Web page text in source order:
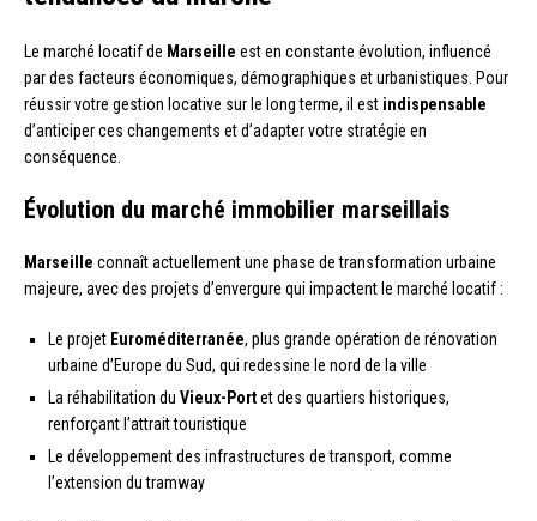
Le marché locatif de Marseille est en constante évolution, influencé
par des facteurs économiques, démographiques et urbanistiques. Pour
réussir votre gestion locative sur le long terme, il est indispensable
d’anticiper ces changements et d’adapter votre stratégie en
conséquence.
Évolution du marché immobilier marseillais
Marseille connaît actuellement une phase de transformation urbaine
majeure, avec des projets d’envergure qui impactent le marché locatif :
Le projet Euroméditerranée, plus grande opération de rénovation
urbaine d’Europe du Sud, qui redessine le nord de la ville
La réhabilitation du Vieux-Portet des quartiers historiques,
renforçant l’attrait touristique
Le développement des infrastructures de transport, comme
l’extension du tramway